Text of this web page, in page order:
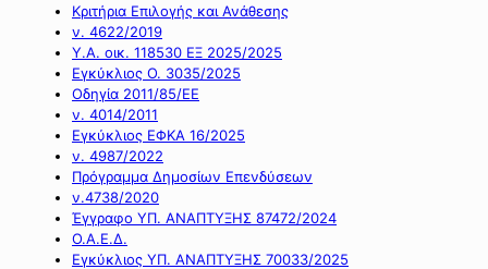
Κριτήρια Επιλογής και Ανάθεσης
ν. 4622/2019
Υ.Α. οικ. 118530 ΕΞ 2025/2025
Εγκύκλιος Ο. 3035/2025
Οδηγία 2011/85/ΕΕ
ν. 4014/2011
Εγκύκλιος ΕΦΚΑ 16/2025
ν. 4987/2022
Πρόγραμμα Δημοσίων Επενδύσεων
ν.4738/2020
Έγγραφο ΥΠ. ΑΝΑΠΤΥΞΗΣ 87472/2024
Ο.Α.Ε.Δ.
Εγκύκλιος ΥΠ. ΑΝΑΠΤΥΞΗΣ 70033/2025